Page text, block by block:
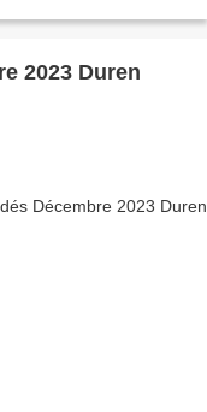
2023 Duren